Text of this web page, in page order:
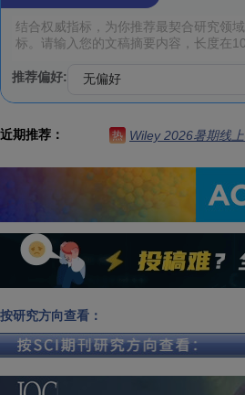
推荐偏好:
近期推荐： 热 Wiley 2026暑期线
按研究方向查看：